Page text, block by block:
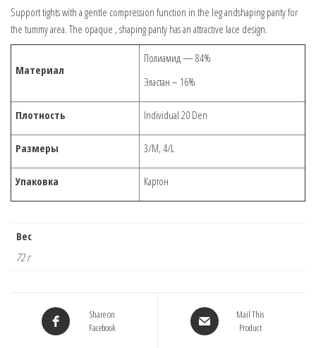
Support tights with a gentle compression function in the leg andshaping panty for
the tummy area. The opaque , shaping panty has an attractive lace design.
Материал
Полиамид — 84%
Эластан – 16%
Плотность Individual 20 Den
Размеры 3/M, 4/L
Упаковка Картон
Вес
72 г
Share on
Facebook
Mail This
Product